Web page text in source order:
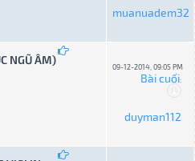
muanuadem32
NGŨ ÂM)
09-12-2014, 09:05 PM
Bài cuối:
duyman112